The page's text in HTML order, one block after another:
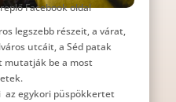
Facebook oldal
legszebb részeit, a várat,
utcáit, a Séd patak
mutatják be a most
az egykori püspökkertet